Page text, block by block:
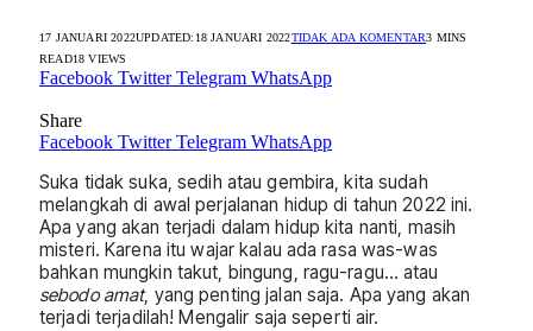
17 JANUARI 2022UPDATED: 18 JANUARI 2022TIDAK ADA KOMENTAR3 MINS
READ18VIEWS
Facebook Twitter Telegram WhatsApp
Share
Facebook Twitter Telegram WhatsApp
Suka tidak suka, sedih atau gembira, kita sudah
melangkah di awal perjalanan hidup di tahun 2022 ini.
Apa yang akan terjadi dalam hidup kita nanti, masih
misteri. Karena itu wajar kalau ada rasa was-was
bahkan mungkin takut, bingung, ragu-ragu… atau
sebodo amat, yang penting jalan saja. Apa yang akan
terjadi terjadilah! Mengalir saja seperti air.